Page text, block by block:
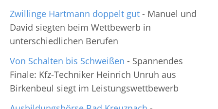
Zwillinge Hartmann doppelt gut - Manuel und
David siegten beim Wettbewerb in
unterschiedlichen Berufen
Von Schalten bis Schweißen - Spannendes
Finale: Kfz-Techniker Heinrich Unruh aus
Birkenbeul siegt im Leistungswettbewerb